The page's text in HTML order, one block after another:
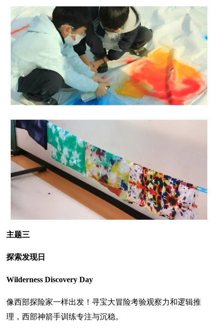
主题三
探索发现日
Wilderness Discovery Day
像西部探险家一样出发！寻宝大冒险考验观察力和逻辑推
理，西部神箭手训练专注与沉稳。